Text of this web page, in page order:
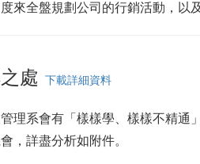
來全盤規劃公司的行銷活動，以
處 下載詳細資料
理系會有「樣樣學、樣樣不精
，詳盡分析如附件。